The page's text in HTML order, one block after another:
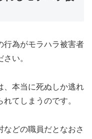
為がモラハラ被害者
い。
本当に死ぬしか逃れ
てしまうのです。
どの職員だとなおさ